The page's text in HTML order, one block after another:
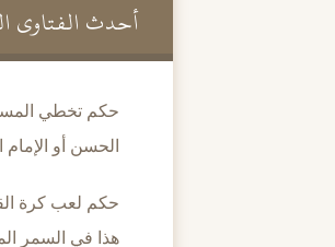
أحدث الفتاوى
حكم تخطي
الحسن أو
حكم لعب كرة
هذا في السمر